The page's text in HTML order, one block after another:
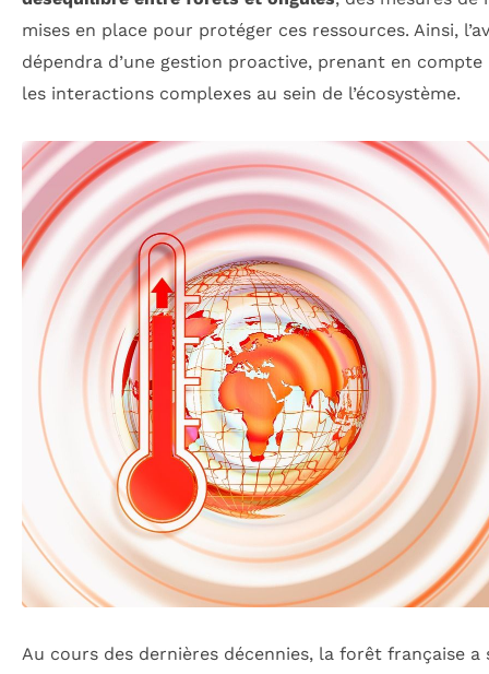
mises en place pour protéger ces ressources. Ainsi,
dépendra d’une gestion proactive, prenant en
les interactions complexes au sein de l’écosystème.
Au cours des dernières décennies, la forêt française